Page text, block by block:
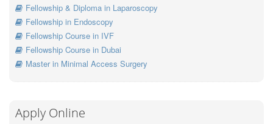
Fellowship & Diploma in Laparoscopy
Fellowship in Endoscopy
Fellowship Course in IVF
Fellowship Course in Dubai
Master in Minimal Access Surgery
Apply Online